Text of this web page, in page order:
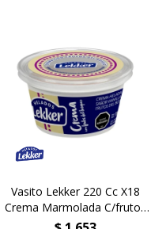
Vasito Lekker 220 Cc X18
Crema Marmolada C/frutos
Del Bosque